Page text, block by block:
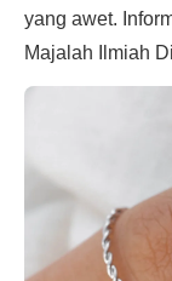
yang awet.
Majalah Ilmiah